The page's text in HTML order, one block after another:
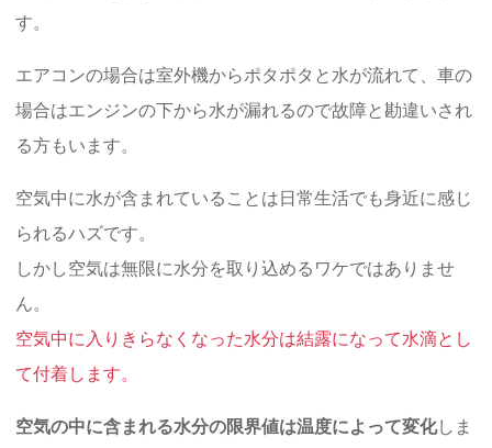
す。
エアコンの場合は室外機からポタポタと水が流れて、車の
場合はエンジンの下から水が漏れるので故障と勘違いされ
る方もいます。
空気中に水が含まれていることは日常生活でも身近に感じ
られるハズです。
しかし空気は無限に水分を取り込めるワケではありませ
ん。
空気中に入りきらなくなった水分は結露になって水滴とし
て付着します。
空気の中に含まれる水分の限界値は温度によって変化しま